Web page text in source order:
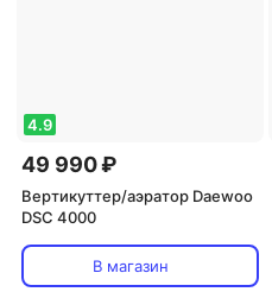
4.9
49 990 ₽
Вертикуттер/аэратор Daewoo
DSC 4000
В магазин